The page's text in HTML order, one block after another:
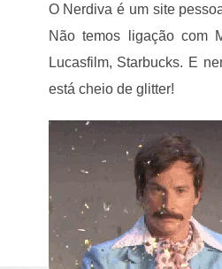
O Nerdiva é um site
Não temos ligação com
Lucasfilm, Starbucks. E
está cheio de glitter!